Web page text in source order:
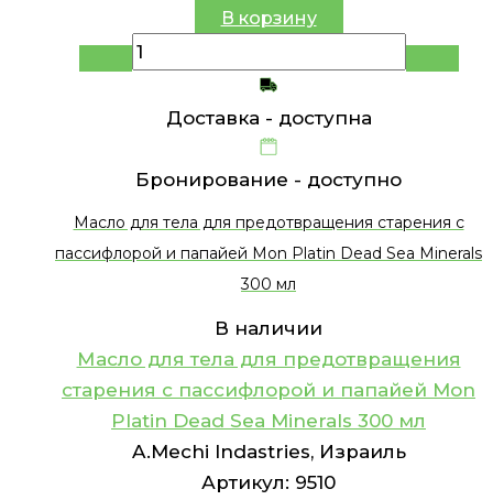
В корзину
Доставка - доступна
Бронирование - доступно
Масло для тела для предотвращения старения с
пассифлорой и папайей Mon Platin Dead Sea Minerals
300 мл
В наличии
Масло для тела для предотвращения
старения с пассифлорой и папайей Mon
Platin Dead Sea Minerals 300 мл
A.Mechi Indastries, Израиль
Артикул: 9510